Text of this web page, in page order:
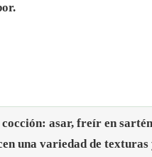
asar, freír en
una variedad de texturas